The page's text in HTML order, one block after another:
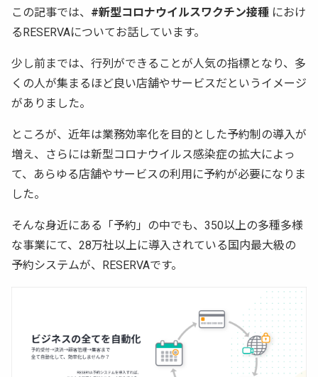
この記事では、 #新型コロナウイルスワクチン接種 におけ
るRESERVAについてお話しています。
少し前までは、行列ができることが人気の指標となり、多
くの人が集まるほど良い店舗やサービスだというイメージ
がありました。
ところが、近年は業務効率化を目的とした予約制の導入が
増え、さらには新型コロナウイルス感染症の拡大によっ
て、あらゆる店舗やサービスの利用に予約が必要になりま
した。
そんな身近にある「予約」の中でも、350以上の多種多様
な事業にて、28万社以上に導入されている国内最大級の
予約システムが、RESERVAです。